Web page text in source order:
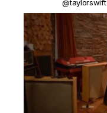
@taylorswift